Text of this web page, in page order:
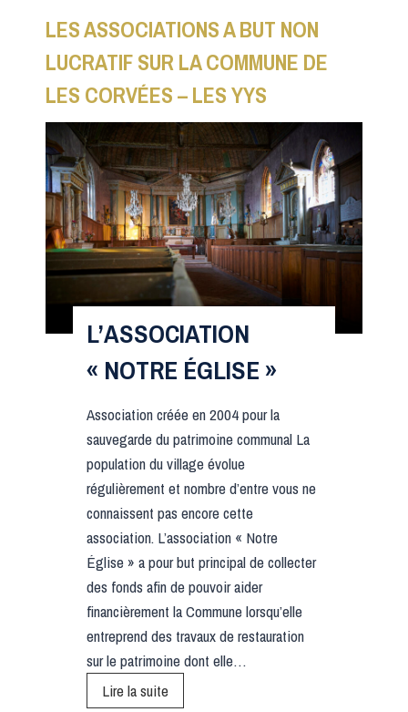
LES ASSOCIATIONS A BUT NON
LUCRATIF SUR LA COMMUNE DE
LES CORVÉES – LES YYS
L’ASSOCIATION
« NOTRE ÉGLISE »
Association créée en 2004 pour la
sauvegarde du patrimoine communal La
population du village évolue
régulièrement et nombre d’entre vous ne
connaissent pas encore cette
association. L’association « Notre
Église » a pour but principal de collecter
des fonds afin de pouvoir aider
financièrement la Commune lorsqu’elle
entreprend des travaux de restauration
sur le patrimoine dont elle…
Lire la suiteL